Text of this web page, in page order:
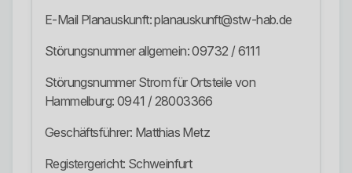
E-Mail Planauskunft: planauskunft@stw-hab.de
Störungsnummer allgemein: 09732 / 6111
Störungsnummer Strom für Ortsteile von
Hammelburg: 0941 / 28003366
Geschäftsführer: Matthias Metz
Registergericht: Schweinfurt